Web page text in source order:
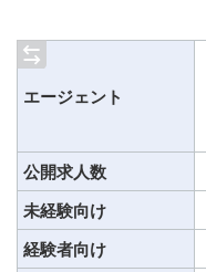
エージェント
公開求人数
未経験向け
経験者向け